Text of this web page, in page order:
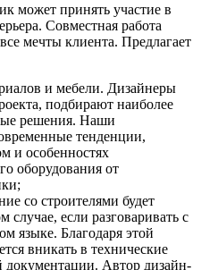
может принять участие в
Совместная работа
мечты клиента. Предлагает
и мебели. Дизайнеры
подбирают наиболее
решения. Наши
тенденции,
и особенностях
оборудования от
со строителями будет
если разговаривать с
языке. Благодаря этой
вникать в технические
документации. Автор дизайн-